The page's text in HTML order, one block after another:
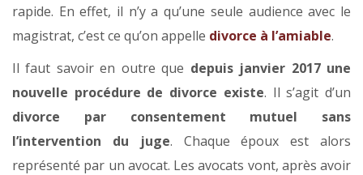
rapide. En effet, il n’y a qu’une seule audience avec le
magistrat, c’est ce qu’on appelle divorce à l’amiable.
Il faut savoir en outre que depuis janvier 2017 une
nouvelle procédure de divorce existe. Il s’agit d’un
divorce par consentement mutuel sans
l’intervention du juge. Chaque époux est alors
représenté par un avocat. Les avocats vont, après avoir